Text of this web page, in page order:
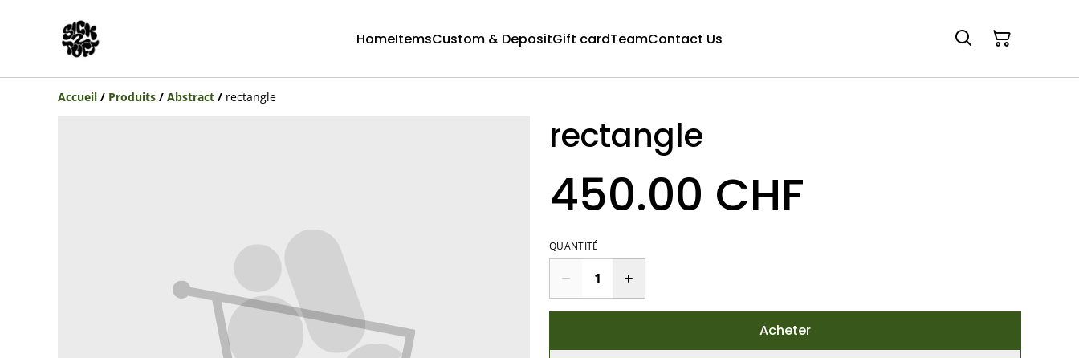
HomeItemsCustom & DepositGift cardTeamContact Us
Accueil / Produits / Abstract / rectangle
rectangle
450.00 CHF
QUANTITÉ
Acheter